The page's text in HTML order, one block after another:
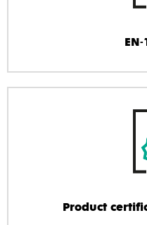
Product